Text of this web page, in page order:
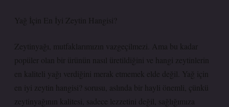
Yağ İçin En İyi Zeytin Hangisi?
Zeytinyağı, mutfaklarımızın vazgeçilmezi. Ama bu kadar
popüler olan bir ürünün nasıl üretildiğini ve hangi zeytinlerin
en kaliteli yağı verdiğini merak etmemek elde değil. Yağ için
en iyi zeytin hangisi? sorusu, aslında bir hayli önemli, çünkü
zeytinyağının kalitesi, sadece lezzetini değil, sağlığımıza